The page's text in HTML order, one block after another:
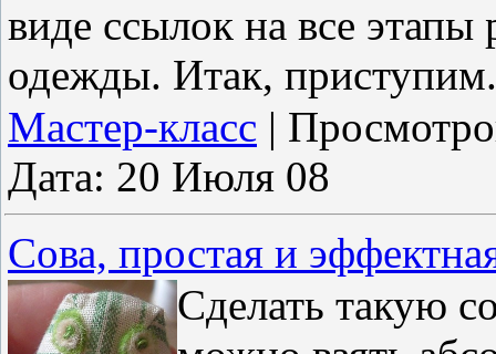
виде ссылок на все
одежды. Итак, приступим.
Мастер-класс |
Дата: 20 Июля 08
Сова, простая и
Сделать такую